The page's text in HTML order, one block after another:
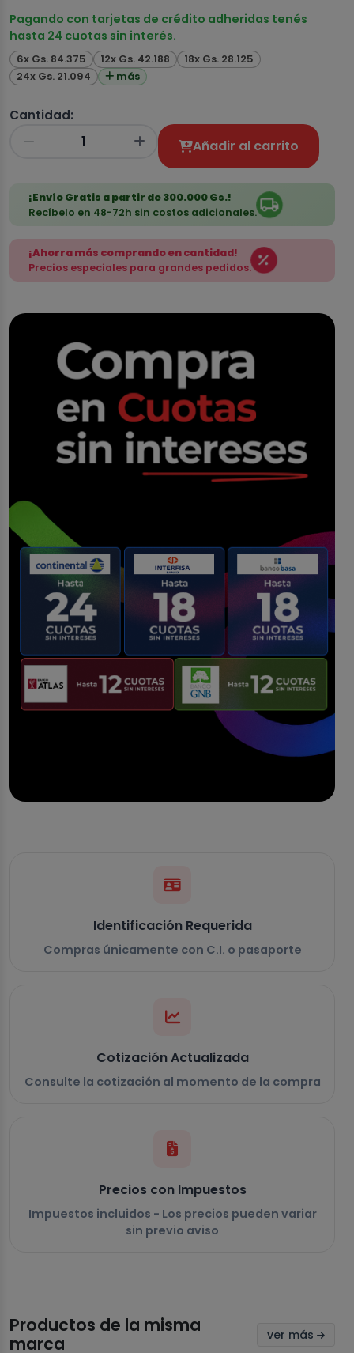
Pagando con tarjetas de crédito adheridas tenés
hasta 24 cuotas sin interés.
6x Gs. 84.375 12x Gs. 42.188
18x Gs. 28.125
24x Gs. 21.094
más
Cantidad:
Añadir al carrito
¡Envío Gratis a partir de 300.000 Gs.!
Recíbelo en 48-72h sin costos adicionales.
¡Ahorra más comprando en cantidad!
Precios especiales para grandes pedidos.
Identificación Requerida
Compras únicamente con C.I. o pasaporte
Cotización Actualizada
Consulte la cotización al momento de la compra
Precios con Impuestos
Impuestos incluidos - Los precios pueden variar
sin previo aviso
Productos de la misma
marca
ver más